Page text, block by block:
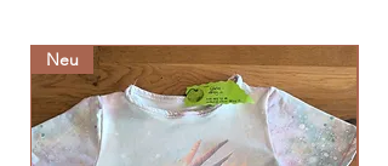
Neu